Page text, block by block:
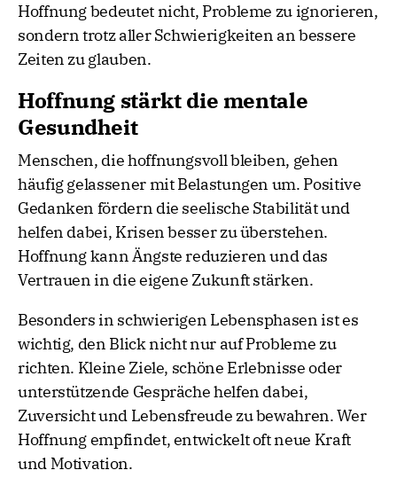
Hoffnung bedeutet nicht, Probleme zu ignorieren,
sondern trotz aller Schwierigkeiten an bessere
Zeiten zu glauben.
Hoffnung stärkt die mentale
Gesundheit
Menschen, die hoffnungsvoll bleiben, gehen
häufig gelassener mit Belastungen um. Positive
Gedanken fördern die seelische Stabilität und
helfen dabei, Krisen besser zu überstehen.
Hoffnung kann Ängste reduzieren und das
Vertrauen in die eigene Zukunft stärken.
Besonders in schwierigen Lebensphasen ist es
wichtig, den Blick nicht nur auf Probleme zu
richten. Kleine Ziele, schöne Erlebnisse oder
unterstützende Gespräche helfen dabei,
Zuversicht und Lebensfreude zu bewahren. Wer
Hoffnung empfindet, entwickelt oft neue Kraft
und Motivation.